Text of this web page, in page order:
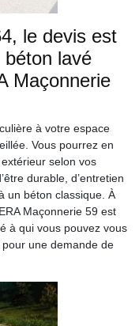
le devis est
lavé
Maçonnerie
à votre espace
Vous pourrez en
selon vos
durable, d’entretien
un béton classique. À
Maçonnerie 59 est
à qui vous pouvez vous
une demande de